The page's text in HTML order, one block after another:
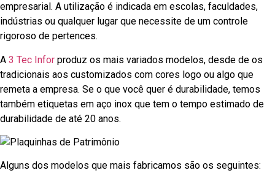
empresarial. A utilização é indicada em escolas, faculdades,
indústrias ou qualquer lugar que necessite de um controle
rigoroso de pertences.
A 3 Tec Infor produz os mais variados modelos, desde de os
tradicionais aos customizados com cores logo ou algo que
remeta a empresa. Se o que você quer é durabilidade, temos
também etiquetas em aço inox que tem o tempo estimado de
durabilidade de até 20 anos.
Alguns dos modelos que mais fabricamos são os seguintes: